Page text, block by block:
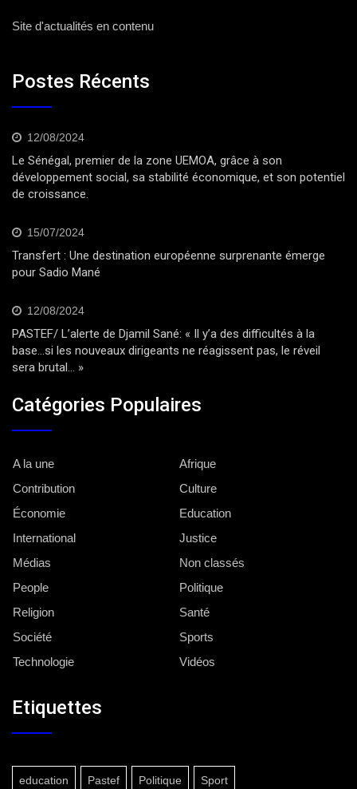
Site d'actualités en contenu
Postes Récents
12/08/2024
Le Sénégal, premier de la zone UEMOA, grâce à son
développement social, sa stabilité économique, et son potentiel
de croissance.
15/07/2024
Transfert : Une destination européenne surprenante émerge
pour Sadio Mané
12/08/2024
PASTEF/ L’alerte de Djamil Sané: « Il y’a des difficultés à la
base…si les nouveaux dirigeants ne réagissent pas, le réveil
sera brutal… »
Catégories Populaires
A la une
Afrique
Contribution
Culture
Économie
Education
International
Justice
Médias
Non classés
People
Politique
Religion
Santé
Société
Sports
Technologie
Vidéos
Etiquettes
education Pastef Politique Sport